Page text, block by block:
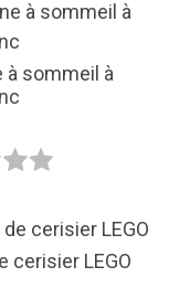
à sommeil à
cerisier LEGO